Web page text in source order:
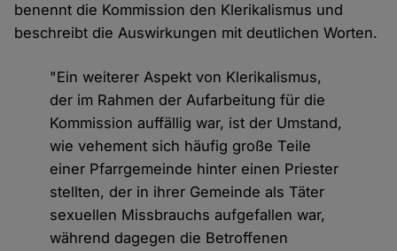
benennt die Kommission den Klerikalismus und
beschreibt die Auswirkungen mit deutlichen Worten.
"Ein weiterer Aspekt von Klerikalismus,
der im Rahmen der Aufarbeitung für die
Kommission auffällig war, ist der Umstand,
wie vehement sich häufig große Teile
einer Pfarrgemeinde hinter einen Priester
stellten, der in ihrer Gemeinde als Täter
sexuellen Missbrauchs aufgefallen war,
während dagegen die Betroffenen